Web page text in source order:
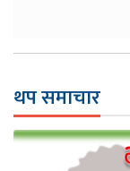
थप समाचार